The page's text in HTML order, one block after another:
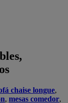
chaise longue,
, mesas comedor,